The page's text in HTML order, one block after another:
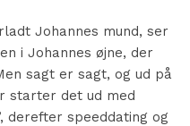
Johannes mund, ser
i Johannes øjne, der
sagt er sagt, og ud på
starter det ud med
derefter speeddating og